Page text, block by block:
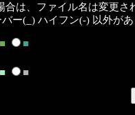
合は、ファイル名は変更さ
ー(_) ハイフン(-) 以外が
■
■
■ ■